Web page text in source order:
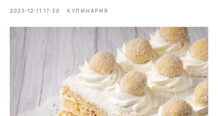
2023-12-11 17:30 КУЛИНАРИЯ